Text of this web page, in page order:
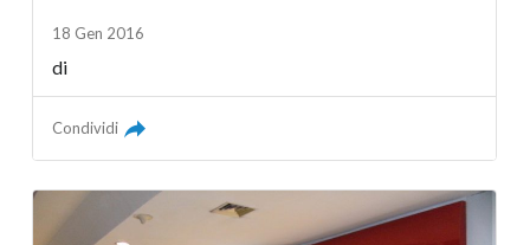
18 Gen 2016
di
Condividi